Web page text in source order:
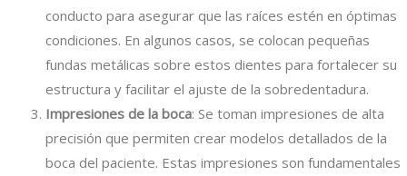
conducto para asegurar que las raíces estén en óptimas
condiciones. En algunos casos, se colocan pequeñas
fundas metálicas sobre estos dientes para fortalecer su
estructura y facilitar el ajuste de la sobredentadura.
Impresiones de la boca: Se toman impresiones de alta
precisión que permiten crear modelos detallados de la
boca del paciente. Estas impresiones son fundamentales